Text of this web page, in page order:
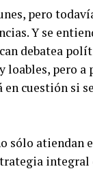
pero
Y se
debatea
loables, pero
en cuestión si
sólo atiendan
integral